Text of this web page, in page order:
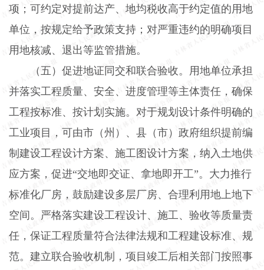
项；可约定对提前达产、地均税收高于约定值的用地
单位，按规定给予政策支持；对严重违约的明确项目
用地核减、退出等监管措施。
（五）促进地证同交和联合验收。 用地单位承担
并落实工程质量、安全、进度管理等主体责任，确保
工程按标准、按计划实施。对于规划设计条件明确的
工业项目，可由市（州）、县（市）政府组织提前编
制建设工程设计方案、施工图设计方案，纳入土地供
应方案，促进“交地即交证、拿地即开工”。大力推行
标准化厂房，鼓励建设多层厂房、合理利用地上地下
空间。严格落实建设工程设计、施工、验收等质量责
任，保证工程质量符合法律法规和工程建设标准、规
范。建立联合验收机制，项目竣工后相关部门按照事